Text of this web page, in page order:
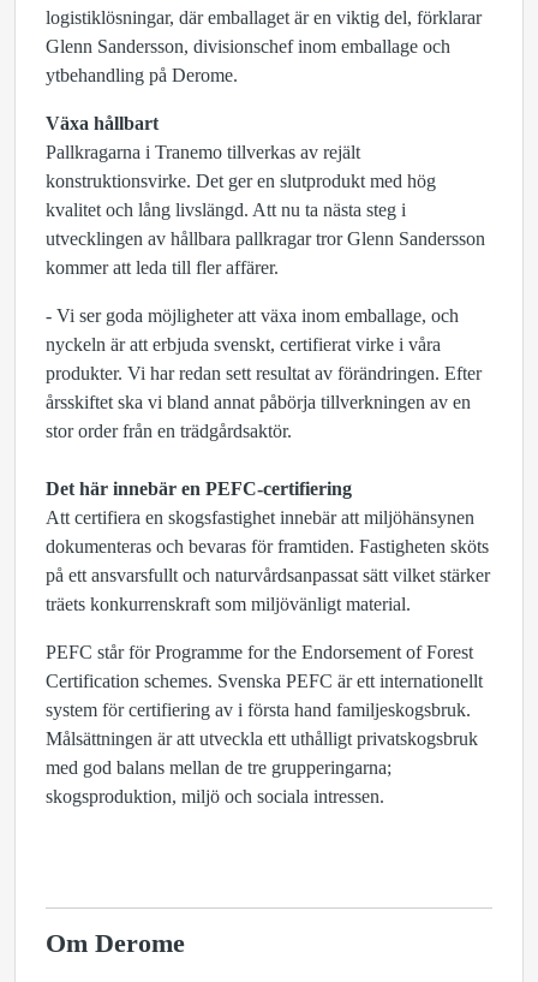
logistiklösningar, där emballaget är en viktig del, förklarar
Glenn Sandersson, divisionschef inom emballage och
ytbehandling på Derome.
Växa hållbart
Pallkragarna i Tranemo tillverkas av rejält
konstruktionsvirke. Det ger en slutprodukt med hög
kvalitet och lång livslängd. Att nu ta nästa steg i
utvecklingen av hållbara pallkragar tror Glenn Sandersson
kommer att leda till fler affärer.
- Vi ser goda möjligheter att växa inom emballage, och
nyckeln är att erbjuda svenskt, certifierat virke i våra
produkter. Vi har redan sett resultat av förändringen. Efter
årsskiftet ska vi bland annat påbörja tillverkningen av en
stor order från en trädgårdsaktör.
Det här innebär en PEFC-certifiering
Att certifiera en skogsfastighet innebär att miljöhänsynen
dokumenteras och bevaras för framtiden. Fastigheten sköts
på ett ansvarsfullt och naturvårdsanpassat sätt vilket stärker
träets konkurrenskraft som miljövänligt material.
PEFC står för Programme for the Endorsement of Forest
Certification schemes. Svenska PEFC är ett internationellt
system för certifiering av i första hand familjeskogsbruk.
Målsättningen är att utveckla ett uthålligt privatskogsbruk
med god balans mellan de tre grupperingarna;
skogsproduktion, miljö och sociala intressen.
Om Derome